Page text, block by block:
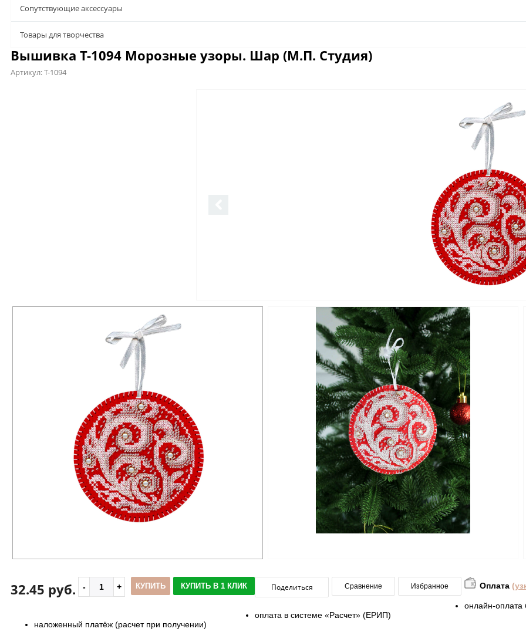
Сопутствующие аксессуары
Товары для творчества
Вышивка Т-1094 Морозные узоры. Шар (М.П. Студия)
Артикул:Т-1094
32.45 руб. КУПИТЬ КУПИТЬ В 1 КЛИК Поделиться Сравнение Избранное Оплата
онлайн-оплата
оплата в системе «Расчет» (ЕРИП)
наложенный платёж (расчет при получении)